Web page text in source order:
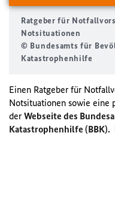
Ratgeber für
Notsituationen
© Bundesamts für
Katastrophenhilfe
Einen Ratgeber für
Notsituationen sowie eine
der Webseite des
Katastrophenhilfe (BBK).